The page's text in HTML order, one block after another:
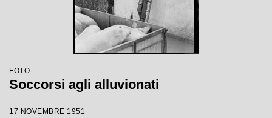
FOTO
Soccorsi agli alluvionati
17 NOVEMBRE 1951